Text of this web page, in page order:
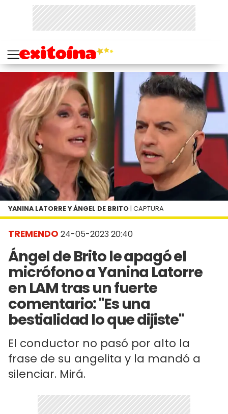
TREMENDO 24-05-2023 20:40
Ángel de Brito le apagó el
micrófono a Yanina Latorre
en LAM tras un fuerte
comentario: "Es una
bestialidad lo que dijiste"
El conductor no pasó por alto la
frase de su angelita y la mandó a
silenciar. Mirá.
YANINA LATORRE Y ÁNGEL DE BRITO | CAPTURA